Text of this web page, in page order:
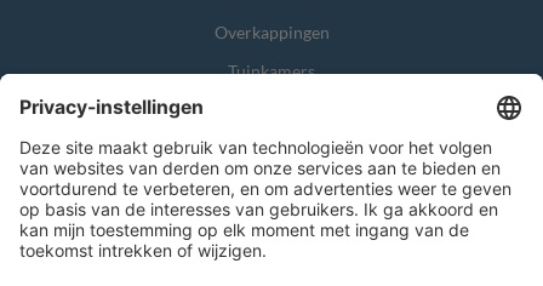
Overkappingen
Tuinkamers
Zonwering
Overig